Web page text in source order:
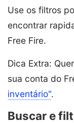
Use os filtros
encontrar
Free Fire.
Dica Extra:
sua conta do
inventário".
Buscar e